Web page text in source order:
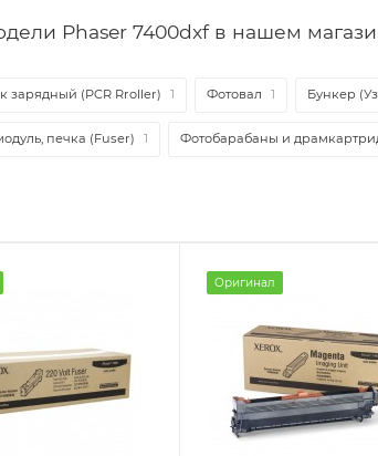
Phaser 7400dxf в нашем
зарядный (PCR Rroller) 1 Фотовал 1 Бункер
печка (Fuser) 1 Фотобарабаны и
Оригинал